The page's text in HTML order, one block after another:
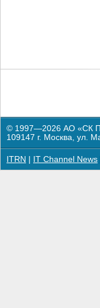
© 1997—2026 АО «СК
109147 г. Москва, ул.
ITRN IT Channel News